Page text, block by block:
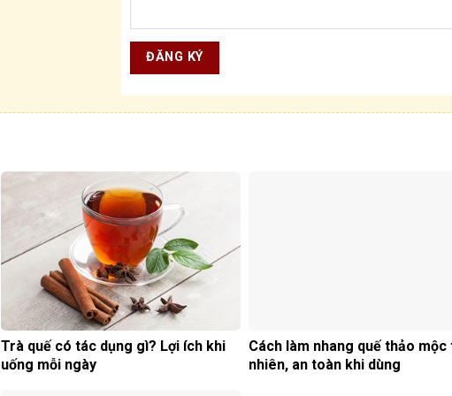
Trà quế có tác dụng gì? Lợi ích khi
uống mỗi ngày
Cách làm nhang quế thảo mộc
nhiên, an toàn khi dùng